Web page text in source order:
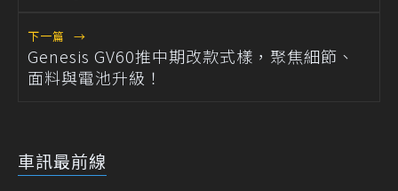
下一篇 →
Genesis GV60推中期改款式樣，聚焦細節、
面料與電池升級！
車訊最前線